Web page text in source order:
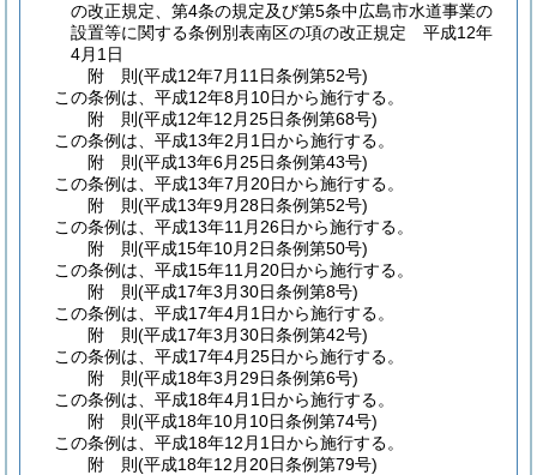
の改正規定、第4条の規定及び第5条中広島市水道事業の
設置等に関する条例別表南区の項の改正規定 平成12年
4月1日
附 則(平成12年7月11日条例第52号)
この条例は、平成12年8月10日から施行する。
附 則(平成12年12月25日条例第68号)
この条例は、平成13年2月1日から施行する。
附 則(平成13年6月25日条例第43号)
この条例は、平成13年7月20日から施行する。
附 則(平成13年9月28日条例第52号)
この条例は、平成13年11月26日から施行する。
附 則(平成15年10月2日条例第50号)
この条例は、平成15年11月20日から施行する。
附 則(平成17年3月30日条例第8号)
この条例は、平成17年4月1日から施行する。
附 則(平成17年3月30日条例第42号)
この条例は、平成17年4月25日から施行する。
附 則(平成18年3月29日条例第6号)
この条例は、平成18年4月1日から施行する。
附 則(平成18年10月10日条例第74号)
この条例は、平成18年12月1日から施行する。
附 則(平成18年12月20日条例第79号)